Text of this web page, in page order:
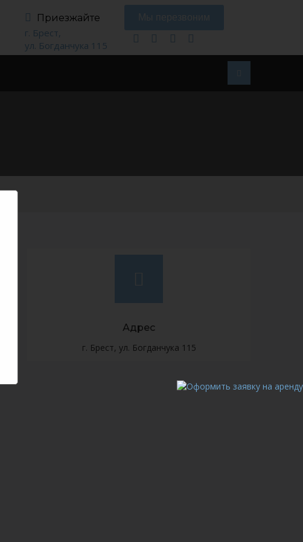
Приезжайте
г. Брест,
ул. Богданчука 115
Адрес
г. Брест, ул. Богданчука 115